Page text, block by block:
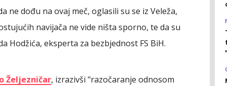
ne dođu na ovaj meč, oglasili su se iz Veleža,
navijača ne vide ništa sporno, te da su
Hodžića, eksperta za bezbjednost FS BiH.
Željezničar, izrazivši "razočaranje odnosom